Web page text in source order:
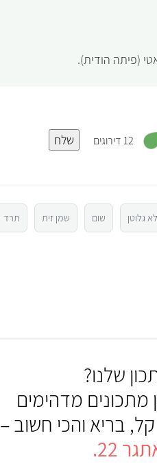
(פיתה הודית).
12 דירוגים
ך
5
שלח
גלוטן שום שמן זית תרד
שלנו?
מתכונים מדהימים
קל, בריא והכי חשוב –
22.